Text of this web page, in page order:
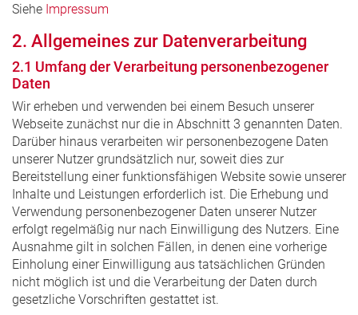
Siehe Impressum
2. Allgemeines zur Datenverarbeitung
2.1 Umfang der Verarbeitung personenbezogener
Daten
Wir erheben und verwenden bei einem Besuch unserer
Webseite zunächst nur die in Abschnitt 3 genannten Daten.
Darüber hinaus verarbeiten wir personenbezogene Daten
unserer Nutzer grundsätzlich nur, soweit dies zur
Bereitstellung einer funktionsfähigen Website sowie unserer
Inhalte und Leistungen erforderlich ist. Die Erhebung und
Verwendung personenbezogener Daten unserer Nutzer
erfolgt regelmäßig nur nach Einwilligung des Nutzers. Eine
Ausnahme gilt in solchen Fällen, in denen eine vorherige
Einholung einer Einwilligung aus tatsächlichen Gründen
nicht möglich ist und die Verarbeitung der Daten durch
gesetzliche Vorschriften gestattet ist.